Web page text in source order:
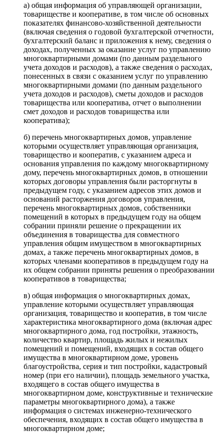
а) общая информация об управляющей организации,
товариществе и кооперативе, в том числе об основных
показателях финансово-хозяйственной деятельности
(включая сведения о годовой бухгалтерской отчетности,
бухгалтерский баланс и приложения к нему, сведения о
доходах, полученных за оказание услуг по управлению
многоквартирными домами (по данным раздельного
учета доходов и расходов), а также сведения о расходах,
понесенных в связи с оказанием услуг по управлению
многоквартирными домами (по данным раздельного
учета доходов и расходов), сметы доходов и расходов
товарищества или кооператива, отчет о выполнении
смет доходов и расходов товарищества или
кооператива);
б) перечень многоквартирных домов, управление
которыми осуществляет управляющая организация,
товарищество и кооператив, с указанием адреса и
основания управления по каждому многоквартирному
дому, перечень многоквартирных домов, в отношении
которых договоры управления были расторгнуты в
предыдущем году, с указанием адресов этих домов и
оснований расторжения договоров управления,
перечень многоквартирных домов, собственники
помещений в которых в предыдущем году на общем
собрании приняли решение о прекращении их
объединения в товарищества для совместного
управления общим имуществом в многоквартирных
домах, а также перечень многоквартирных домов, в
которых членами кооперативов в предыдущем году на
их общем собрании приняты решения о преобразовании
кооперативов в товарищества;
в) общая информация о многоквартирных домах,
управление которыми осуществляет управляющая
организация, товарищество и кооператив, в том числе
характеристика многоквартирного дома (включая адрес
многоквартирного дома, год постройки, этажность,
количество квартир, площадь жилых и нежилых
помещений и помещений, входящих в состав общего
имущества в многоквартирном доме, уровень
благоустройства, серия и тип постройки, кадастровый
номер (при его наличии), площадь земельного участка,
входящего в состав общего имущества в
многоквартирном доме, конструктивные и технические
параметры многоквартирного дома), а также
информация о системах инженерно-технического
обеспечения, входящих в состав общего имущества в
многоквартирном доме;